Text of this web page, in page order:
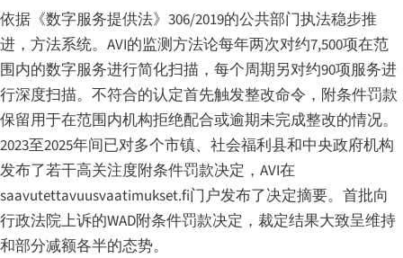
依据《数字服务提供法》306/2019的公共部门执法稳步推
进，方法系统。AVI的监测方法论每年两次对约7,500项在范
围内的数字服务进行简化扫描，每个周期另对约90项服务进
行深度扫描。不符合的认定首先触发整改命令，附条件罚款
保留用于在范围内机构拒绝配合或逾期未完成整改的情况。
2023至2025年间已对多个市镇、社会福利县和中央政府机构
发布了若干高关注度附条件罚款决定，AVI在
saavutettavuusvaatimukset.fi门户发布了决定摘要。首批向
行政法院上诉的WAD附条件罚款决定，裁定结果大致呈维持
和部分减额各半的态势。